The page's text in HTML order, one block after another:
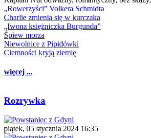
„Rowerzyści” Volkera Schmidta
Charlie zmienia się w kurczaka
„Iwona księżniczka Burgunda”
Śpiew morza
Niewolnice z Pipidówki
Ciemności kryją ziemię
więcej ...
Rozrywka
piątek, 05 stycznia 2024 16:35